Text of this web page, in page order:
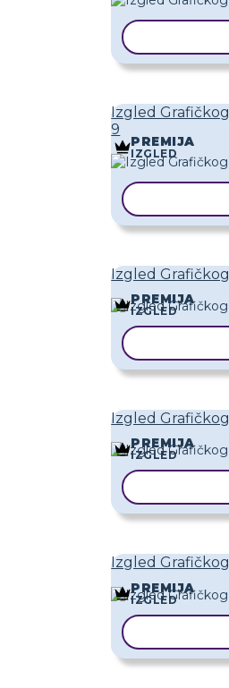
Izgled
9
PREMIJA
IZGLED
Izgled
PREMIJA
IZGLED
Izgled
PREMIJA
IZGLED
Izgled
PREMIJA
IZGLED